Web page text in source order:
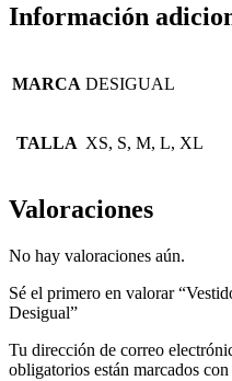
Información
MARCA DESIGUAL
TALLA XS, S, M, L, XL
Valoraciones
No hay valoraciones aún.
Sé el primero en valorar
Desigual”
Tu dirección de correo
obligatorios están marcados con